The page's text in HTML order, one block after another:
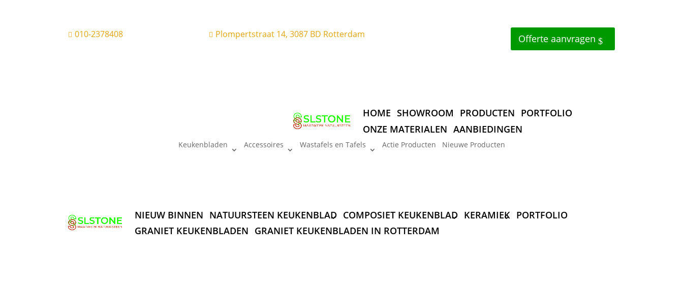
 010-2378408  Plompertstraat 14, 3087 BD Rotterdam Offerte aanvragen
HOME SHOWROOM PRODUCTEN PORTFOLIO
ONZE MATERIALEN AANBIEDINGEN
Keukenbladen Accessoires Wastafels en Tafels Actie Producten Nieuwe Producten
NIEUW BINNEN NATUURSTEEN KEUKENBLAD COMPOSIET KEUKENBLAD KERAMIEK PORTFOLIO
GRANIET KEUKENBLADEN GRANIET KEUKENBLADEN IN ROTTERDAM